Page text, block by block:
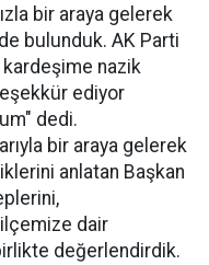
bir araya gelerek
bulunduk. AK Parti
kardeşime nazik
ediyor
dedi.
bir araya gelerek
anlatan Başkan
ilçemize dair
değerlendirdik.